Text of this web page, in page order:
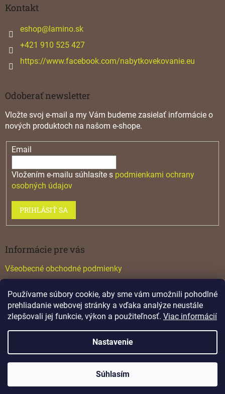
Používame súbory cookie, aby sme vám umožnili pohodlné
prehliadanie webovej stránky a vďaka analýze neustále
zlepšovali jej funkcie, výkon a použiteľnosť. Viac informácií
Nastavenie
Súhlasím
s
u
Kontakt
eshop@lamino.sk
+421 910 525 427
https://www.facebook.com/nabytkovekovanie.eu
Odoberať newsletter
Vložte svoj e-mail a my Vám budeme zasielať informácie o
nových produktoch na našom e-shope.
Email
Vložením e-mailu súhlasíte s podmienkami ochrany
osobných údajov
PRIHLÁSIŤ SA
Informácie pre vás
Všeobecné obchodné podmienky
Katalógy
Vytvoril Shoptet
Lamino. Všetky práva vyhradené.